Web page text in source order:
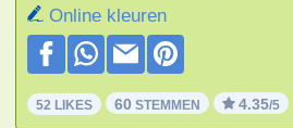
Online kleuren
52 LIKES 60 STEMMEN 4.35/5